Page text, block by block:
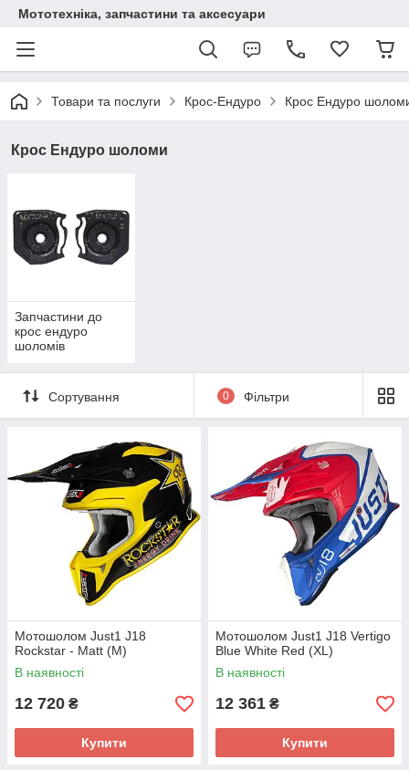
Мототехніка, запчастини та аксесуари
Товари та послуги Крос-Ендуро Крос Ендуро
Крос Ендуро шоломи
Запчастини до
крос ендуро
шоломів
Сортування 0 Фільтри
Мотошолом Just1 J18
Rockstar - Matt (M)
В наявності
12 720 ₴
Купити
Мотошолом Just1 J18 Vertigo
Blue White Red (XL)
В наявності
12 361 ₴
Купити